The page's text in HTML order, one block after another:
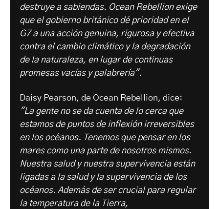
destruye a sabiendas. Ocean Rebellion exige
que el gobierno británico dé prioridad en el
G7 a una acción genuina, rigurosa y efectiva
contra el cambio climático y la degradación
de la naturaleza, en lugar de continuas
promesas vacías y palabrería".
Daisy Pearson, de Ocean Rebellion, dice:
"La gente no se da cuenta de lo cerca que
estamos de puntos de inflexión irreversibles
en los océanos. Tenemos que pensar en los
mares como una parte de nosotros mismos.
Nuestra salud y nuestra supervivencia están
ligadas a la salud y la supervivencia de los
océanos. Además de ser crucial para regular
la temperatura de la Tierra,